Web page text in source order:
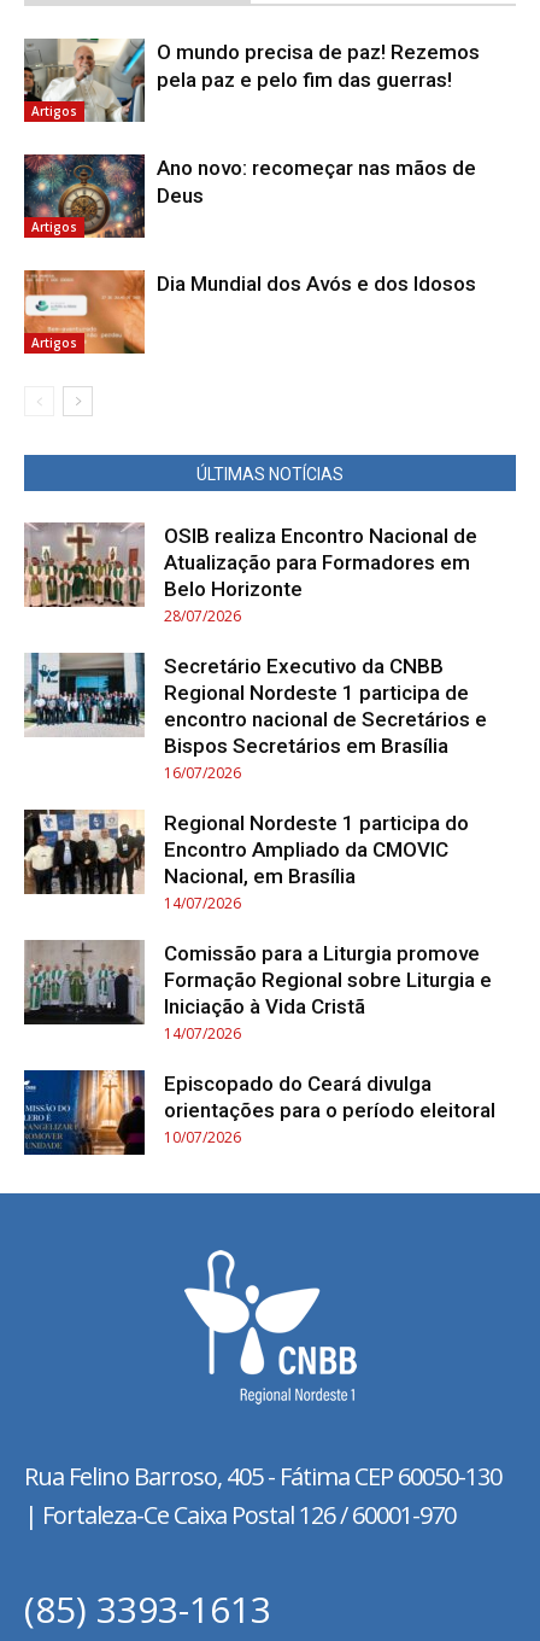
Artigos
O mundo precisa de paz! Rezemos
pela paz e pelo fim das guerras!
Artigos
Ano novo: recomeçar nas mãos de
Deus
Artigos
Dia Mundial dos Avós e dos Idosos
ÚLTIMAS NOTÍCIAS
OSIB realiza Encontro Nacional de
Atualização para Formadores em
Belo Horizonte
28/07/2026
Secretário Executivo da CNBB
Regional Nordeste 1 participa de
encontro nacional de Secretários e
Bispos Secretários em Brasília
16/07/2026
Regional Nordeste 1 participa do
Encontro Ampliado da CMOVIC
Nacional, em Brasília
14/07/2026
Comissão para a Liturgia promove
Formação Regional sobre Liturgia e
Iniciação à Vida Cristã
14/07/2026
Episcopado do Ceará divulga
orientações para o período eleitoral
10/07/2026
Rua Felino Barroso, 405 - FátimaCEP 60050-130
| Fortaleza-Ce Caixa Postal 126 / 60001-970
(85) 3393-1613